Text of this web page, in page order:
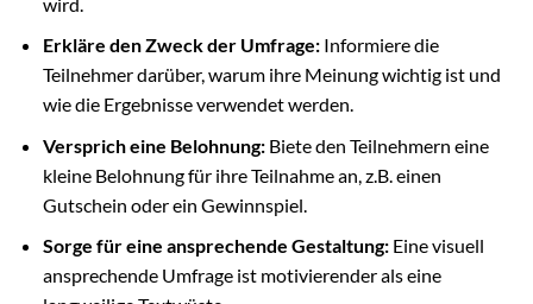
Erkläre den Zweck der Umfrage:Informiere die
Teilnehmer darüber, warum ihre Meinung wichtig ist und
wie die Ergebnisse verwendet werden.
Versprich eine Belohnung:Biete den Teilnehmern eine
kleine Belohnung für ihre Teilnahme an, z.B. einen
Gutschein oder ein Gewinnspiel.
Sorge für eine ansprechende Gestaltung:Eine visuell
ansprechende Umfrage ist motivierender als eine